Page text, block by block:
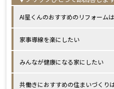
AI星くんのおすすめのリフォーム
家事導線を楽にしたい
みんなが健康になる家にしたい
共働きにおすすめの住まいづくり